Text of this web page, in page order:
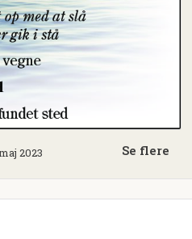
2023 Se flere